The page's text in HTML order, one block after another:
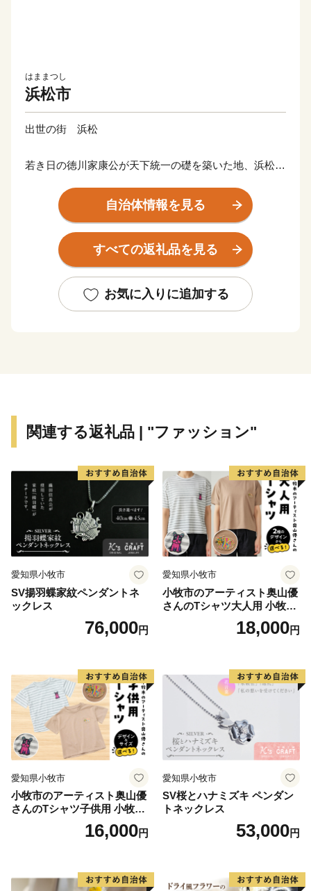
はままつし
浜松市
出世の街 浜松
若き日の徳川家康公が天下統一の礎を築いた地、浜松。
出世しました。
近代では、世界的な研究者や技術者、音楽家や芸術家を
輩出したほか、世界に名高い多くの企業が、浜松から生
まれています。
浜松市は東京と大阪のほぼ中央に位置する、人口約80万
人の政令指定都市。北は天竜の美林、南は遠州灘、西は
施設も年々充実しています。
さらに豊かな自然環境と都市部の調和、温暖な気候、魅
力ある食文化などにより、近年、観光地としての人気も
高まっています。
自治体情報を見る
すべての返礼品を見る
お気に入りに追加する
関連する返礼品 | "ファッション"
愛知県小牧市
SV揚羽蝶家紋ペンダントネ
ックレス
76,000円
愛知県小牧市
小牧市のアーティスト奥山優
さんのTシャツ大人用 小牧市
18,000円
愛知県小牧市
小牧市のアーティスト奥山優
さんのTシャツ子供用 小牧市
16,000円
愛知県小牧市
SV桜とハナミズキ ペンダン
トネックレス
53,000円